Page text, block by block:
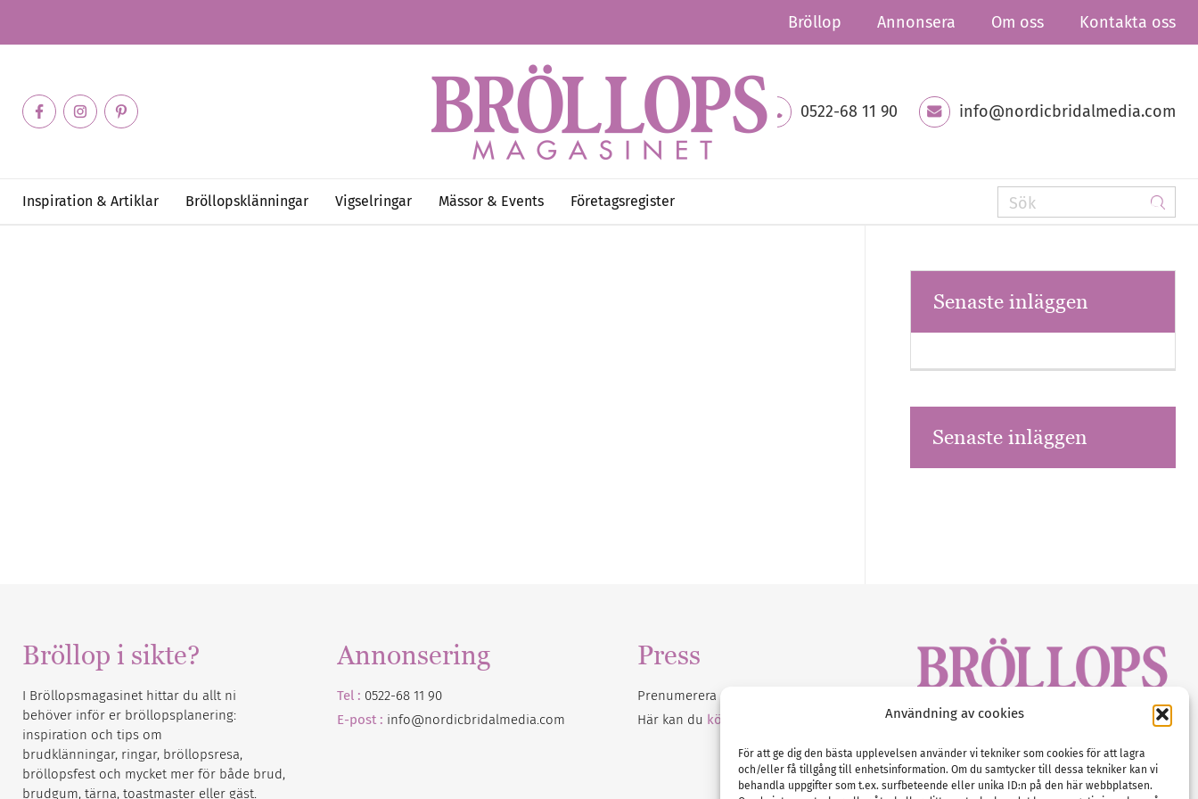
Användning av cookies
För att ge dig den bästa upplevelsen använder vi tekniker som cookies för att lagra
och/eller få tillgång till enhetsinformation. Om du samtycker till dessa tekniker kan vi
behandla uppgifter som t.ex. surfbeteende eller unika ID:n på den här webbplatsen.
Bröllop Annonsera Om oss Kontakta oss
0522-68 11 90 info@nordicbridalmedia.com
Inspiration & Artiklar Bröllopsklänningar Vigselringar Mässor & Events Företagsregister
Senaste inläggen
Senaste inläggen
Bröllop i sikte?
I Bröllopsmagasinet hittar du allt ni
behöver inför er bröllopsplanering:
inspiration och tips om
brudklänningar, ringar, bröllopsresa,
bröllopsfest och mycket mer för både brud,
brudgum, tärna, toastmaster eller gäst.
Annonsering
Tel : 0522-68 11 90
E-post : info@nordicbridalmedia.com
Press
Prenumerera på vårt
Här kan du köpa Bröllopsmagasinet
Tel :0522-68 11 90
E-post:info@nordicbridalmedia.com